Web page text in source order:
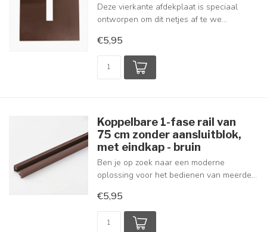
Deze vierkante afdekplaat is speciaal
ontworpen om dit netjes af te we...
€5,95
Koppelbare 1-fase rail van
75 cm zonder aansluitblok,
met eindkap - bruin
Ben je op zoek naar een moderne
oplossing voor het bedienen van meerde...
€5,95